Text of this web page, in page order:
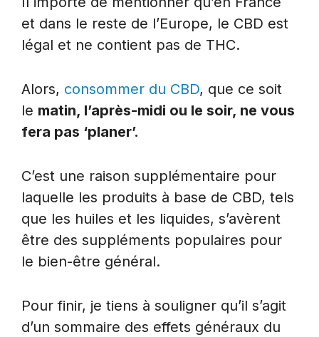
et dans le reste de l’Europe, le CBD est
légal et ne contient pas de THC.
Alors, consommer du CBD, que ce soit
le matin, l’après-midi ou le soir, ne vous
fera pas ‘planer’.
C’est une raison supplémentaire pour
laquelle les produits à base de CBD, tels
que les huiles et les liquides, s’avèrent
être des suppléments populaires pour
le bien-être général.
Pour finir, je tiens à souligner qu’il s’agit
d’un sommaire des effets généraux du